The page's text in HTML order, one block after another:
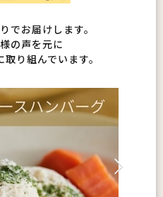
でお届けします。
の声を元に
り組んでいます。